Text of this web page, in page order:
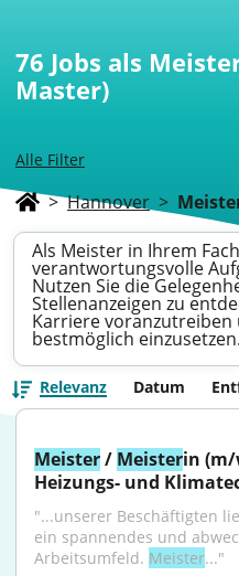
Alle Filter
76 Jobs als
Master)
> Hannover >
Als Meister in Ihrem
verantwortungsvolle
Nutzen Sie die
Stellenanzeigen zu
Karriere voranzutreiben
bestmöglich einzusetzen.
Relevanz Datum
Meister / Meisterin
Heizungs- und
"...unserer Beschäftigten
ein spannendes und
Arbeitsumfeld. Meister..."